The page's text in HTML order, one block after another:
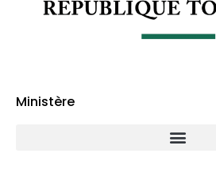
Ministère